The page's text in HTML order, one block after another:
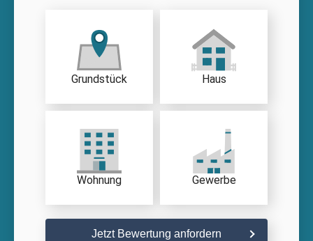
Grundstück Haus
Wohnung Gewerbe
Jetzt Bewertung anfordern